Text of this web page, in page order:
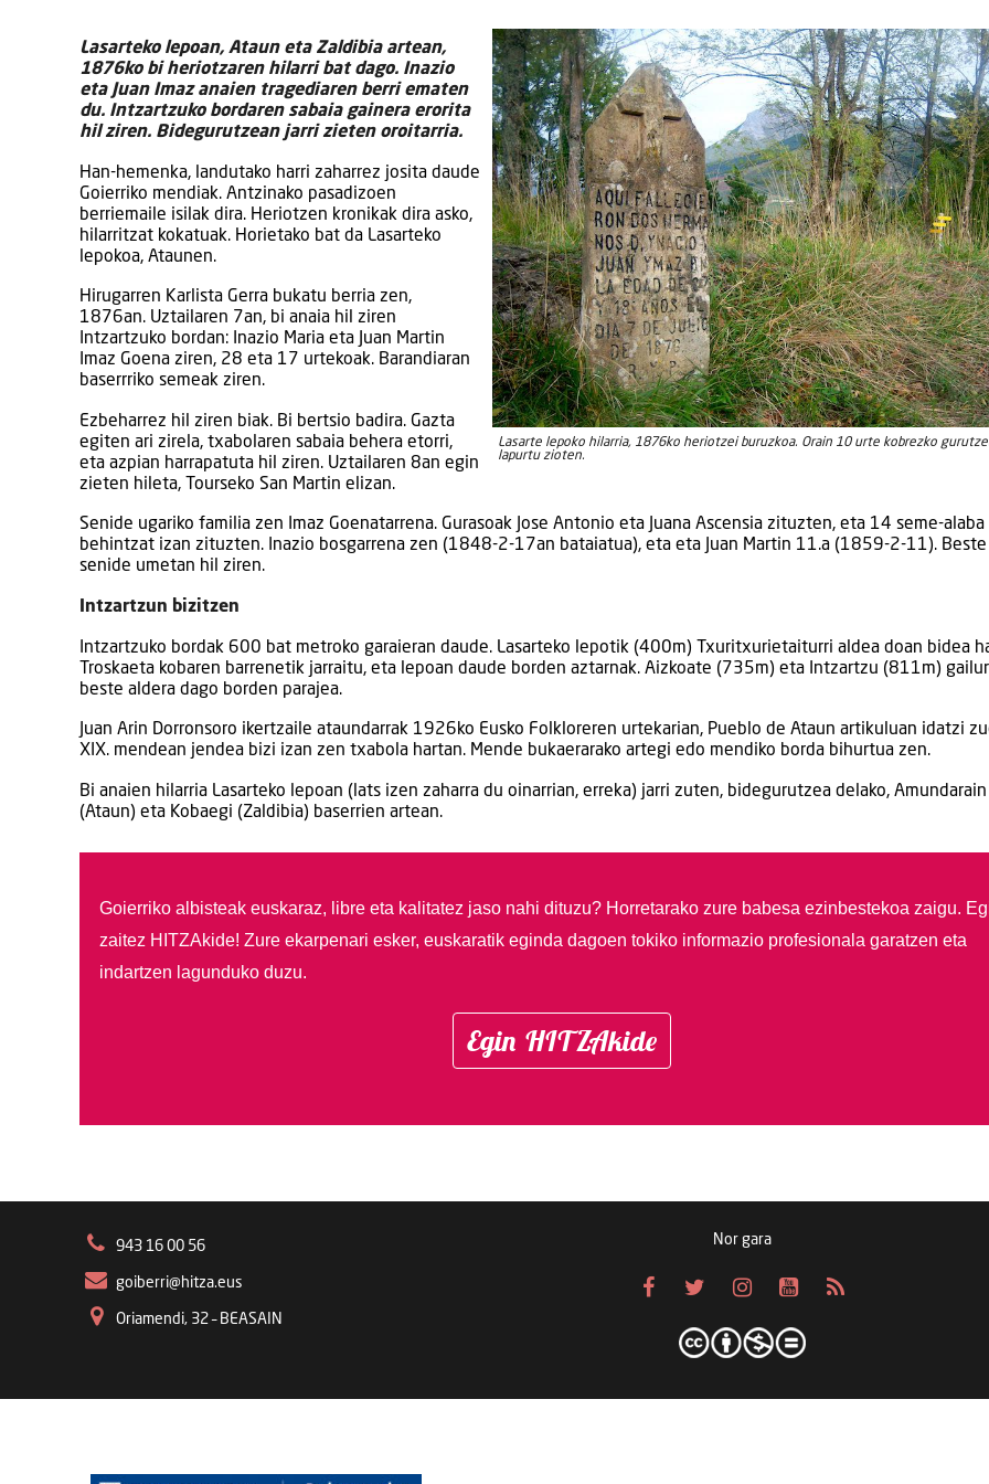
Lasarte lepoko hilarria, 1876ko heriotzei buruzkoa. Orain 10 urte kobrezko
lapurtu zioten.
Lasarteko lepoan, Ataun eta Zaldibia artean,
1876ko bi heriotzaren hilarri bat dago. Inazio
eta Juan Imaz anaien tragediaren berri ematen
du. Intzartzuko bordaren sabaia gainera erorita
hil ziren. Bidegurutzean jarri zieten oroitarria.
Han-hemenka, landutako harri zaharrez josita daude
Goierriko mendiak. Antzinako pasadizoen
berriemaile isilak dira. Heriotzen kronikak dira asko,
hilarritzat kokatuak. Horietako bat da Lasarteko
lepokoa, Ataunen.
Hirugarren Karlista Gerra bukatu berria zen,
1876an. Uztailaren 7an, bi anaia hil ziren
Intzartzuko bordan: Inazio Maria eta Juan Martin
Imaz Goena ziren, 28 eta 17 urtekoak. Barandiaran
baserrriko semeak ziren.
Ezbeharrez hil ziren biak. Bi bertsio badira. Gazta
egiten ari zirela, txabolaren sabaia behera etorri,
eta azpian harrapatuta hil ziren. Uztailaren 8an egin
zieten hileta, Tourseko San Martin elizan.
Senide ugariko familia zen Imaz Goenatarrena. Gurasoak Jose Antonio eta Juana Ascensia zituzten, eta 14 seme-alaba
behintzat izan zituzten. Inazio bosgarrena zen (1848-2-17an bataiatua), eta eta Juan Martin 11.a (1859-2-11). Beste
senide umetan hil ziren.
Intzartzun bizitzen
Intzartzuko bordak 600 bat metroko garaieran daude. Lasarteko lepotik (400m) Txuritxurietaiturri aldea doan bidea
Troskaeta kobaren barrenetik jarraitu, eta lepoan daude borden aztarnak. Aizkoate (735m) eta Intzartzu (811m)
beste aldera dago borden parajea.
Juan Arin Dorronsoro ikertzaile ataundarrak 1926ko Eusko Folkloreren urtekarian, Pueblo de Ataun artikuluan idatzi
XIX. mendean jendea bizi izan zen txabola hartan. Mende bukaerarako artegi edo mendiko borda bihurtua zen.
Bi anaien hilarria Lasarteko lepoan (lats izen zaharra du oinarrian, erreka) jarri zuten, bidegurutzea delako, Amundarain
(Ataun) eta Kobaegi (Zaldibia) baserrien artean.
Goierriko albisteak euskaraz, libre eta kalitatez jaso nahi dituzu? Horretarako zure babesa ezinbestekoa zaigu.
zaitez HITZAkide! Zure ekarpenari esker, euskaratik eginda dagoen tokiko informazio profesionala garatzen eta
indartzen lagunduko duzu.
Egin HITZAkide
943 16 00 56
goiberri@hitza.eus
Oriamendi, 32 – BEASAIN
Nor gara